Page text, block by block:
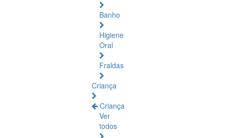
Banho
Higiene
Oral
Fraldas
Criança
Criança
Ver
todos